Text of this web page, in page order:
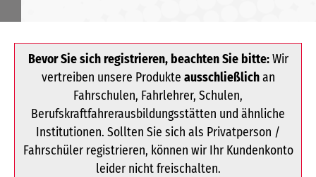
Bevor Sie sich registrieren, beachten Sie bitte:Wir
vertreiben unsere Produkte ausschließlichan
Fahrschulen, Fahrlehrer, Schulen,
Berufskraftfahrerausbildungsstätten und ähnliche
Institutionen. Sollten Sie sich als Privatperson /
Fahrschüler registrieren, können wir Ihr Kundenkonto
leider nicht freischalten.